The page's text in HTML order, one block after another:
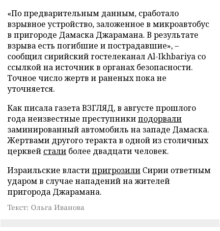
«По предварительным данным, сработало
взрывное устройство, заложенное в микроавтобус
в пригороде Дамаска Джарамана. В результате
взрыва есть погибшие и пострадавшие», –
сообщил сирийский гостелеканал Al-Ikhbariya со
ссылкой на источник в органах безопасности.
Точное число жертв и раненых пока не
уточняется.
Как писала газета ВЗГЛЯД, в августе прошлого
года неизвестные преступникиподорвали
заминированный автомобиль на западе Дамаска.
Жертвами другого теракта в одной из столичных
церквей стали более двадцати человек.
Израильские властипригрозили Сирии ответным
ударом в случае нападений на жителей
пригорода Джарамана.
Текст: Ольга Иванова